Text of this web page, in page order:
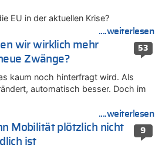
von drei Autofahrern das
– Untersuchung von Vias
JoKrings zu
von drei Autofahrern das
– Untersuchung von Vias
Kein Raser zu
von drei Autofahrern das
– Untersuchung von Vias
Experten? zu
von drei Autofahrern das
EU in der aktuellen Krise?
....weiterlesen
53
wir wirklich mehr
Zwänge?
kaum noch hinterfragt wird. Als
automatisch besser. Doch im
....weiterlesen
9
Mobilität plötzlich nicht
ist